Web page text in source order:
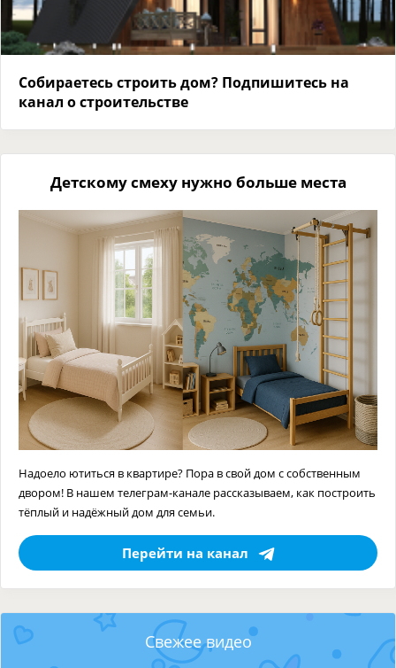
Собираетесь строить дом? Подпишитесь на
канал о строительстве
Детскому смеху нужно больше места
Надоело ютиться в квартире? Пора в свой дом с собственным
двором! В нашем телеграм-канале рассказываем, как построить
тёплый и надёжный дом для семьи.
Перейти на канал
Свежее видео